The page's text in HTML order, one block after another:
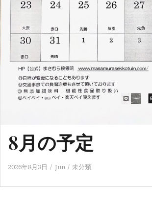
8月の予定
2026年8月3日 Jun 未分類